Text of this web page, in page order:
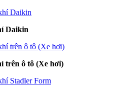
Daikin
trên ô tô (Xe hơi)